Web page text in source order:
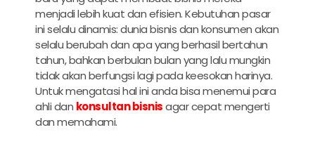
menjadi lebih kuat dan efisien. Kebutuhan pasar
ini selalu dinamis: dunia bisnis dan konsumen akan
selalu berubah dan apa yang berhasil bertahun
tahun, bahkan berbulan bulan yang lalu mungkin
tidak akan berfungsi lagi pada keesokan harinya.
Untuk mengatasi hal ini anda bisa menemui para
ahli dan konsultan bisnisagar cepat mengerti
dan memahami.